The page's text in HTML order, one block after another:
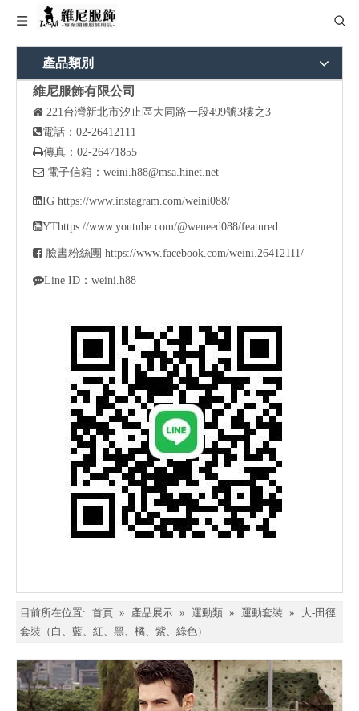
產品類別
維尼服飾有限公司
 221台灣新北市汐止區大同路一段499號3樓之3
電話：02-26412111
傳真：02-26471855
 電子信箱： weini.h88@msa.hinet.net
IG https://www.instagram.com/weini088/
YThttps://www.youtube.com/@weneed088/featured
 臉書粉絲團 https://www.facebook.com/weini.26412111/
Line ID：weini.h88
目前所在位置: 首頁 » 產品展示 » 運動類 » 運動套裝 »
大-田徑
套裝（白、藍、紅、黑、橘、紫、綠色）